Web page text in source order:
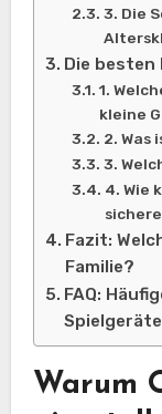
3. Die
Die besten
1.
kleine
2. Was
3.
4. Wie
Fazit:
Familie?
FAQ:
Warum